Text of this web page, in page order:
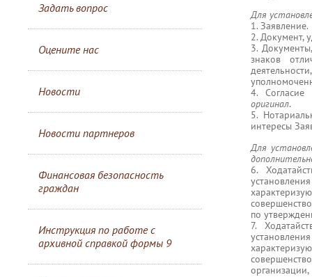
Задать вопрос
Оцените нас
Новости
Новости партнеров
Финансовая безопасность
граждан
Инструкция по работе с
архивной справкой формы 9
Для
1. Заявление.
2. Документ,
3.
знаков
4. Согласие
оригинал.
5.
интересы
Для
6.
по
7.